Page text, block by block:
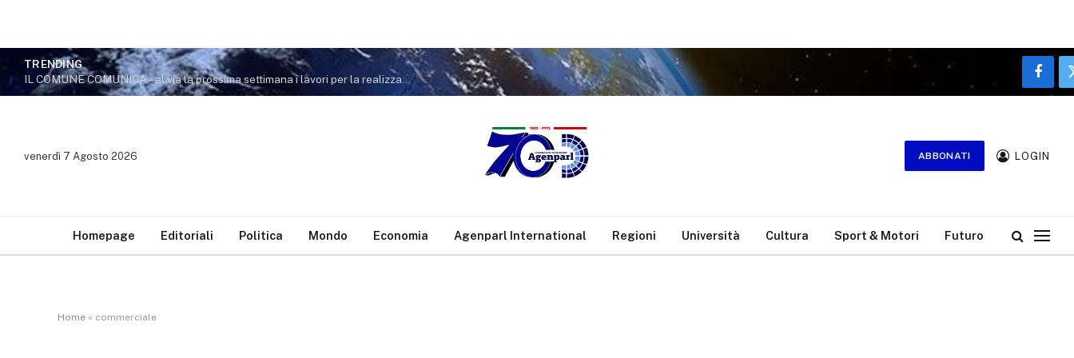
TRENDING
IL COMUNE COMUNICA – al via la prossima settimana i lavori per la realizzazione del tronco di fogna bianca in corso Alcide De Gasperi nel tratto compreso tra via Petraglione e via Cancello Rotto
venerdì 7 Agosto 2026 ABBONATI LOGIN
Homepage Editoriali Politica Mondo Economia Agenparl International Regioni Università Cultura Sport & Motori Futuro
Home » commerciale